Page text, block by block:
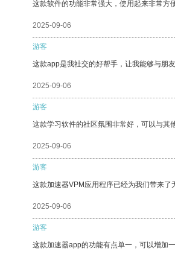
这款软件的功能非常强大，使用起来非常方便
2025-09-06
游客
这款app是我社交的好帮手，让我能够与朋
2025-09-06
游客
这款学习软件的社区氛围非常好，可以与其
2025-09-06
游客
这款加速器VPM应用程序已经为我们带来了
2025-09-06
游客
这款加速器app的功能有点单一，可以增加